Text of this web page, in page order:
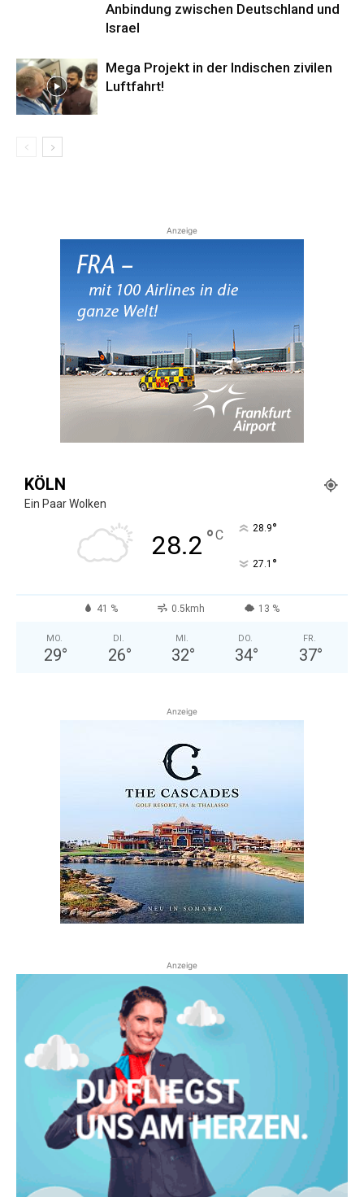
Anbindung zwischen Deutschland und
Israel
Mega Projekt in der Indischen zivilen
Luftfahrt!
Anzeige
KÖLN
Ein Paar Wolken
28.2 °C 28.9°
27.1 °
41 % 0.5kmh 13 %
MO.
29°
DI.
26°
MI.
32°
DO.
34°
FR.
37°
Anzeige
Anzeige